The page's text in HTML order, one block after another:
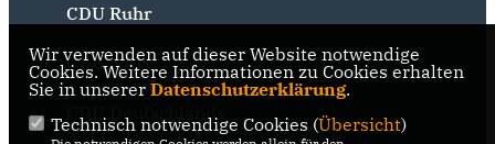
CDU Ruhr
CDU NRW
Wir verwenden auf dieser Website notwendige
Cookies. Weitere Informationen zu Cookies erhalten
Sie in unserer Datenschutzerklärung.
Technisch notwendige Cookies (Übersicht)